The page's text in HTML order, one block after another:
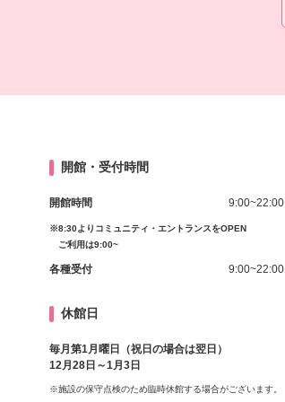
開館・受付時間
開館時間 9:00~22:00
※8:30よりコミュニティ・エントランスをOPEN
ご利用は9:00~
各種受付 9:00~22:00
休館日
毎月第1月曜日（祝日の場合は翌日）
12月28日～1月3日
※施設の保守点検のため臨時休館する場合がございます。